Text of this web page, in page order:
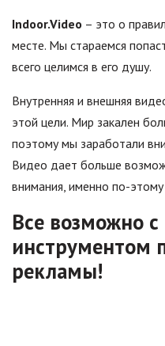
Indoor.Video – это о
месте. Мы стараемся
всего целимся в его душу.
Внутренняя и внешняя
этой цели. Мир закален
поэтому мы заработали
Видео дает больше
внимания, именно по-
Все возможно
инструментом
рекламы!